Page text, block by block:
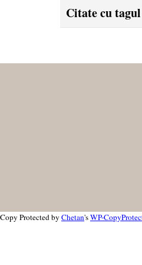
Citate cu
Copy Protected by Chetan'sWP-